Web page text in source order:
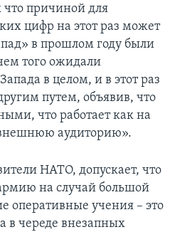
что причиной для
цифр на этот раз может
в прошлом году были
того ожидали
в целом, и в этот раз
путем, объявив, что
что работает как на
аудиторию».
НАТО, допускает, что
на случай большой
оперативные учения – это
в череде внезапных